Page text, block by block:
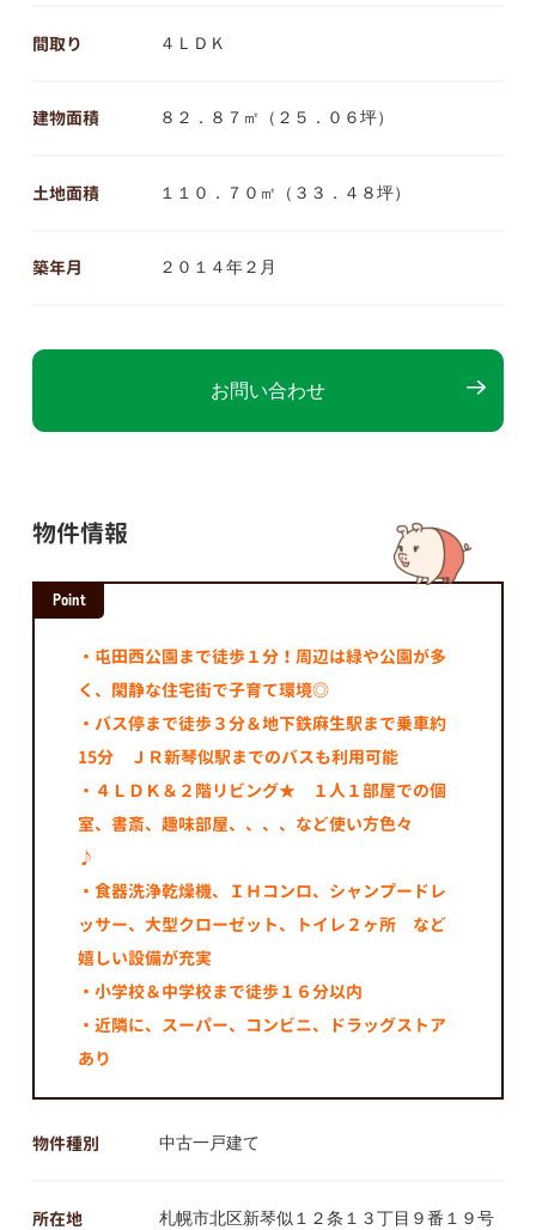
間取り ４ＬＤＫ
建物面積 ８２．８７㎡（２５．０６坪）
土地面積 １１０．７０㎡（３３．４８坪）
築年月 ２０１４年２月
お問い合わせ
物件情報
Point
・屯田西公園まで徒歩１分！周辺は緑や公園が多
く、閑静な住宅街で子育て環境◎
・バス停まで徒歩３分＆地下鉄麻生駅まで乗車約
15分 ＪＲ新琴似駅までのバスも利用可能
・４ＬＤＫ＆２階リビング★ １人１部屋での個
室、書斎、趣味部屋、、、、など使い方色々
♪
・食器洗浄乾燥機、ＩＨコンロ、シャンプードレ
ッサー、大型クローゼット、トイレ２ヶ所 など
嬉しい設備が充実
・小学校＆中学校まで徒歩１６分以内
・近隣に、スーパー、コンビニ、ドラッグストア
あり
物件種別 中古一戸建て
所在地 札幌市北区新琴似１２条１３丁目９番１９号